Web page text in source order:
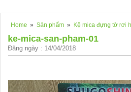
Home » Sản phẩm » Kệ mica đựng tờ rơi
ke-mica-san-pham-01
Đăng ngày : 14/04/2018